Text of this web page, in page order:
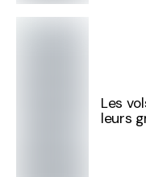
Les
leurs